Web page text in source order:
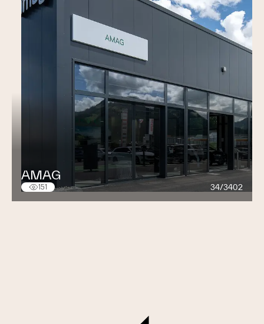
AMAG
151 34/3402